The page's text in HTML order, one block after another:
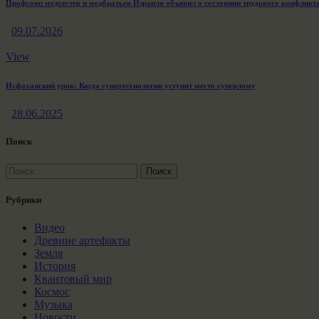
Профсоюз медсестер и медбратьев Израиля объявил о состоянии трудового
09.07.2026
View
Исфаханский урок: Когда супертехнологии уступят место суперлому
28.06.2025
Поиск
Найти:
Рубрики
Видео
Древние артефакты
Земля
История
Квантовый мир
Космос
Музыка